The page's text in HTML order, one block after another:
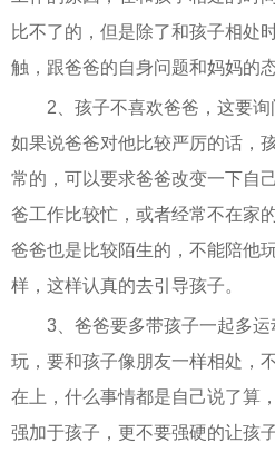
比不了的，但是除了和孩子相处
触，跟爸爸的自身问题和妈妈的
2、孩子不喜欢爸爸，这要询
如果说爸爸对他比较严厉的话，
常的，可以要求爸爸改变一下自
爸工作比较忙，或者经常不在家
爸爸也是比较陌生的，不能陪他
样，这样认真的去引导孩子。
3、爸爸要多带孩子一起多
玩，要和孩子像朋友一样相处，
在上，什么事情都是自己说了算
强加于孩子，更不要强硬的让孩